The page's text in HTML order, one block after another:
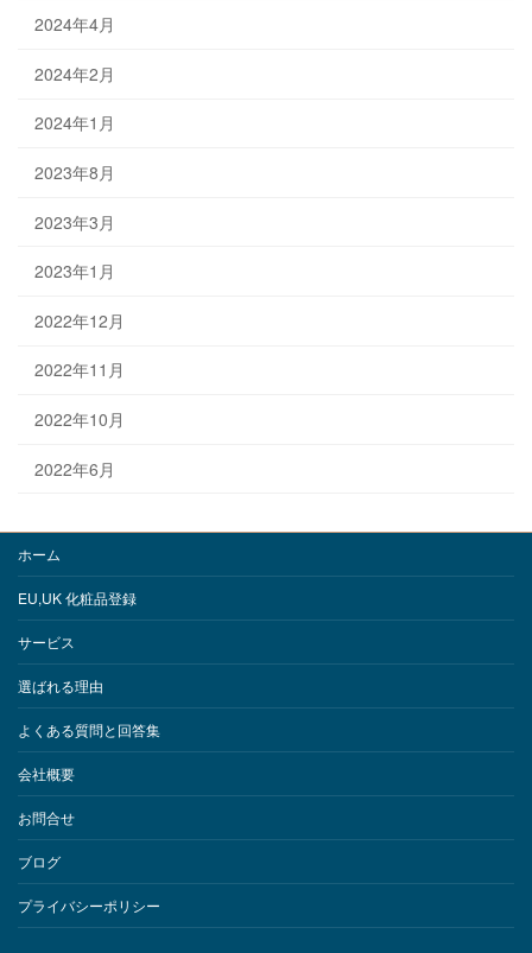
2024年4月
2024年2月
2024年1月
2023年8月
2023年3月
2023年1月
2022年12月
2022年11月
2022年10月
2022年6月
ホーム
EU,UK 化粧品登録
サービス
選ばれる理由
よくある質問と回答集
会社概要
お問合せ
ブログ
プライバシーポリシー